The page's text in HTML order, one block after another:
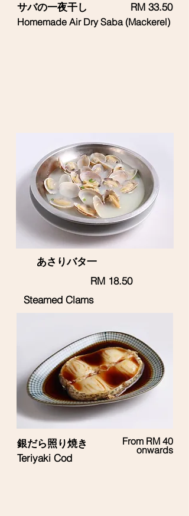
サバの一夜干し RM 33.50
Homemade Air Dry Saba (Mackerel)
あさりバタ一
RM 18.50
Steamed Clams
銀だら照り焼き
Teriyaki Cod
From RM 40
onwards